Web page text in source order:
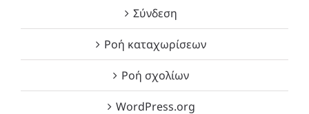
Σύνδεση
Ροή καταχωρίσεων
Ροή σχολίων
WordPress.org